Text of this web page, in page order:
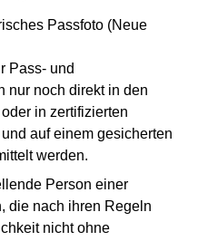
Passfoto (Neue
Pass- und
nur noch direkt in den
in zertifizierten
auf einem gesicherten
werden.
Person einer
die nach ihren Regeln
nicht ohne